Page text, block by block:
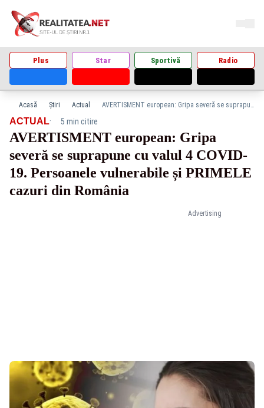
Plus Star Sportivă Radio
Acasă Știri Actual AVERTISMENT european: Gripa severă se suprapune cu valul 4 COVID-19. Persoanele vulnerabile și PRIMELE cazuri din România
Advertising
ACTUAL· 5 min citire
AVERTISMENT european: Gripa
severă se suprapune cu valul 4 COVID-
19. Persoanele vulnerabile și PRIMELE
cazuri din România